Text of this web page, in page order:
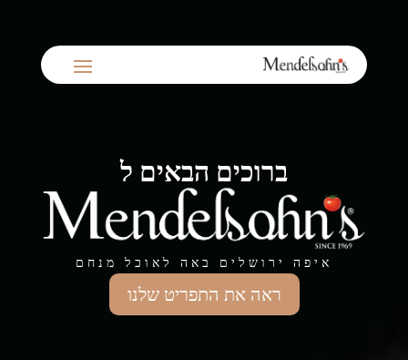
ברוכים הבאים ל
איפה ירושלים באה לאוכל מנחם
ראה את התפריט שלנו